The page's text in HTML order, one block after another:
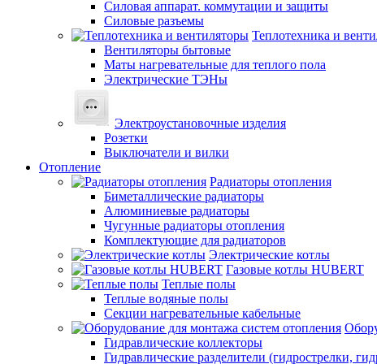
Силовая аппарат. коммутации и защиты
Силовые разъемы
Теплотехника и
Вентиляторы бытовые
Маты нагревательные для теплого пола
Электрические ТЭНы
Электроустановочные изделия
Розетки
Выключатели и вилки
Отопление
Радиаторы отопления
Биметаллические радиаторы
Алюминиевые радиаторы
Чугунные радиаторы отопления
Комплектующие для радиаторов
Электрические котлы
Газовые котлы HUBERT
Теплые полы
Теплые водяные полы
Секции нагревательные кабельные
Гидравлические коллекторы
Гидравлические разделители (гидрострелки,